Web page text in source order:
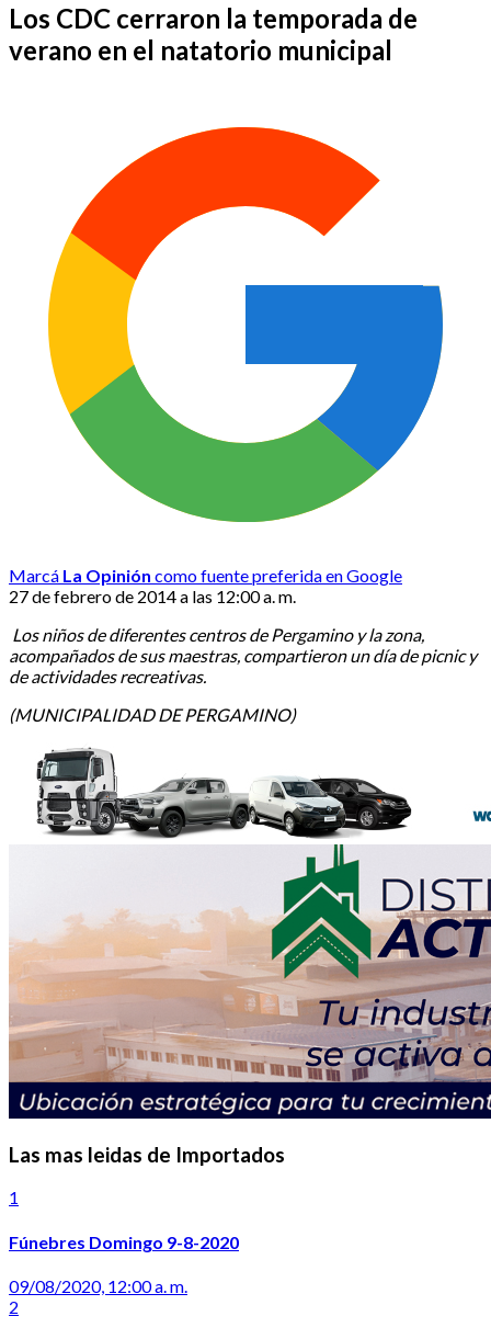
Los CDC cerraron la temporada de
verano en el natatorio municipal
Marcá La Opinión como fuente preferida en Google
27 de febrero de 2014 a las 12:00 a. m.
Los niños de diferentes centros de Pergamino y la zona,
acompañados de sus maestras, compartieron un día de picnic y
de actividades recreativas.
(MUNICIPALIDAD DE PERGAMINO)
Las mas leidas de Importados
1
Fúnebres Domingo 9-8-2020
09/08/2020, 12:00 a. m.
2